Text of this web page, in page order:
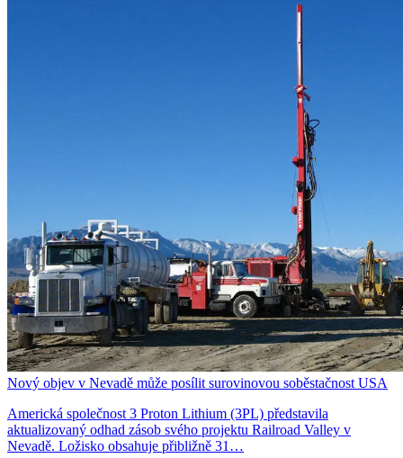
Nový objev v Nevadě může posílit surovinovou soběstačnost USA
Americká společnost 3 Proton Lithium (3PL) představila
aktualizovaný odhad zásob svého projektu Railroad Valley v
Nevadě. Ložisko obsahuje přibližně 31…